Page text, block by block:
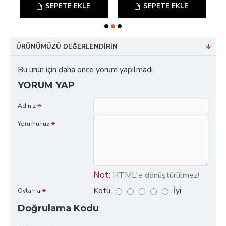
SEPETE EKLE SEPETE EKLE
ÜRÜNÜMÜZÜ DEĞERLENDIRIN
Bu ürün için daha önce yorum yapılmadı.
YORUM YAP
Adınız
Yorumunuz
Not: HTML'e dönüştürülmez!
Oylama Kötü
İyi
Doğrulama Kodu